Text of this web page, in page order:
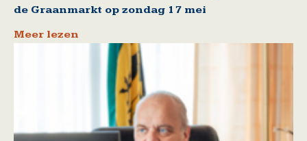
de Graanmarkt op zondag 17 mei
Meer lezen